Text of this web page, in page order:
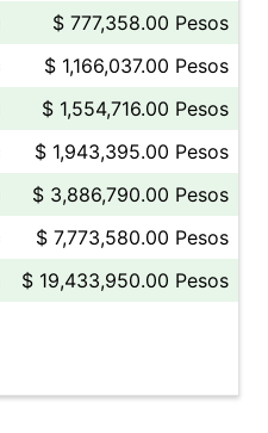
$ 777,358.00 Pesos
$ 1,166,037.00 Pesos
$ 1,554,716.00 Pesos
$ 1,943,395.00 Pesos
$ 3,886,790.00 Pesos
$ 7,773,580.00 Pesos
$ 19,433,950.00 Pesos